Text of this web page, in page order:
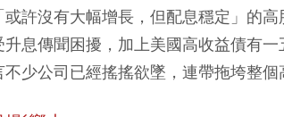
許沒有大幅增長，但配息穩定」的
息傳聞困擾，加上美國高收益債有
少公司已經搖搖欲墜，連帶拖垮整個